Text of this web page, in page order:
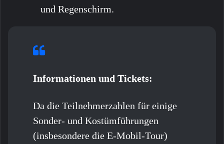
und Regenschirm.
Informationen und Tickets:
Da die Teilnehmerzahlen für einige
Sonder- und Kostümführungen
(insbesondere die E-Mobil-Tour)